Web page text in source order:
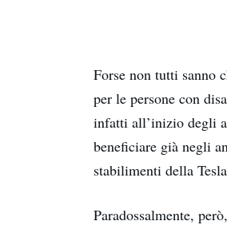
Forse non tutti sanno
per le persone con
infatti all’inizio degli
beneficiare già negli
stabilimenti della
Paradossalmente,